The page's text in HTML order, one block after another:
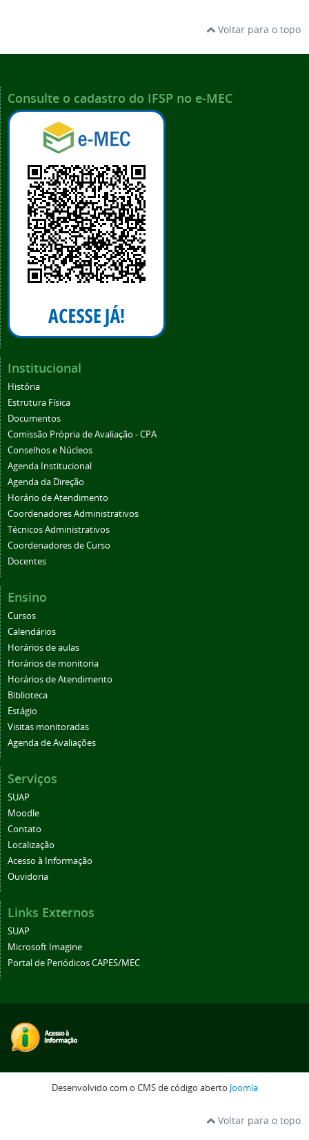
Voltar para o topo
Consulte o cadastro do IFSP no e-MEC
Institucional
História
Estrutura Física
Documentos
Comissão Própria de Avaliação - CPA
Conselhos e Núcleos
Agenda Institucional
Agenda da Direção
Horário de Atendimento
Coordenadores Administrativos
Técnicos Administrativos
Coordenadores de Curso
Docentes
Ensino
Cursos
Calendários
Horários de aulas
Horários de monitoria
Horários de Atendimento
Biblioteca
Estágio
Visitas monitoradas
Agenda de Avaliações
Serviços
SUAP
Moodle
Contato
Localização
Acesso à Informação
Ouvidoria
Links Externos
SUAP
Microsoft Imagine
Portal de Periódicos CAPES/MEC
Desenvolvido com o CMS de código aberto Joomla
Voltar para o topo